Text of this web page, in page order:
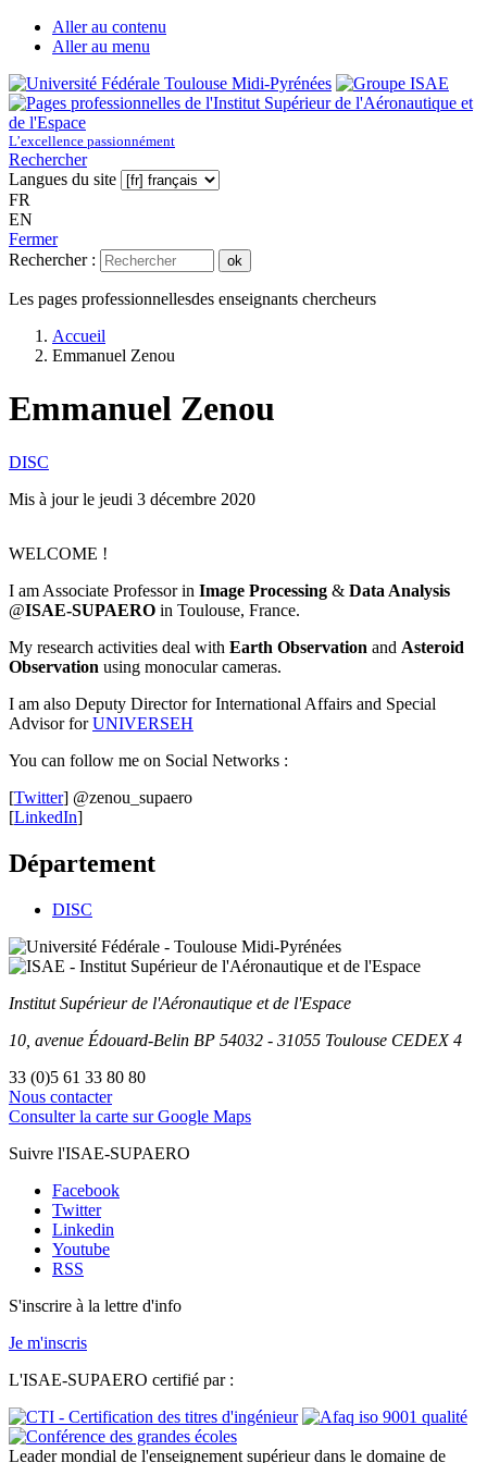
Aller au contenu
Aller au menu
L’excellence passionnément
Rechercher
Langues du site
FR
EN
Fermer
Rechercher :
ok
Les pages professionnellesdes enseignants chercheurs
Accueil
Emmanuel Zenou
Emmanuel Zenou
DISC
Mis à jour le jeudi 3 décembre 2020
WELCOME !
I am Associate Professor in Image Processing & Data Analysis
@ISAE-SUPAERO in Toulouse, France.
My research activities deal with Earth Observation and Asteroid
Observation using monocular cameras.
I am also Deputy Director for International Affairs and Special
Advisor forUNIVERSEH
You can follow me on Social Networks :
[Twitter] @zenou_supaero
[LinkedIn]
Département
DISC
Institut Supérieur de l'Aéronautique et de l'Espace
10, avenue Édouard-Belin BP 54032 - 31055 Toulouse CEDEX 4
33 (0)5 61 33 80 80
Nous contacter
Consulter la carte sur Google Maps
Suivre l'ISAE-SUPAERO
Facebook
Twitter
Linkedin
Youtube
RSS
S'inscrire à la lettre d'info
Je m'inscris
L'ISAE-SUPAERO certifié par :
Leader mondial de l'enseignement supérieur dans le domaine de